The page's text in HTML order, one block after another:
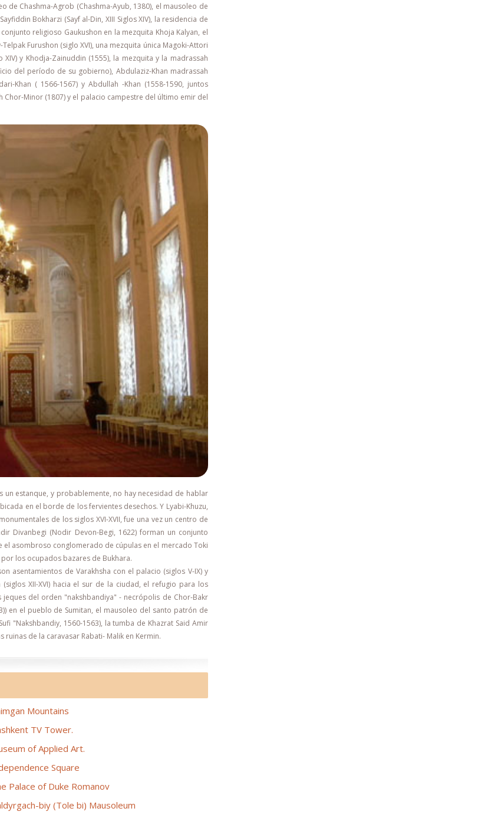
Chashma-Agrob (Chashma-Ayub, 1380), el mausoleo de
Bokharzi (Sayf al-Din, XIII Siglos XIV), la residencia de
religioso Gaukushon en la mezquita Khoja Kalyan, el
Furushon (siglo XVI), una mezquita única Magoki-Attori
y Khodja-Zainuddin (1555), la mezquita y la madrassah
del período de su gobierno), Abdulaziz-Khan madrassah
Khan ( 1566-1567) y Abdullah -Khan (1558-1590, juntos
Minor (1807) y el palacio campestre del último emir del
un estanque, y probablemente, no hay necesidad de hablar
en el borde de los fervientes desechos. Y Lyabi-Khuzu,
de los siglos XVI-XVII, fue una vez un centro de
Divanbegi (Nodir Devon-Begi, 1622) forman un conjunto
el asombroso conglomerado de cúpulas en el mercado Toki
los ocupados bazares de Bukhara.
asentamientos de Varakhsha con el palacio (siglos V-IX) y
XII-XVI) hacia el sur de la ciudad, el refugio para los
del orden "nakshbandiya" - necrópolis de Chor-Bakr
en el pueblo de Sumitan, el mausoleo del santo patrón de
"Nakshbandiy, 1560-1563), la tumba de Khazrat Said Amir
de la caravasar Rabati- Malik en Kermin.
Mountains
TV Tower.
of Applied Art.
Square
Palace of Duke Romanov
biy (Tole bi) Mausoleum